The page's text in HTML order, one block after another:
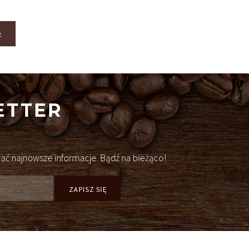
najnowsze informacje. Bądź na bieżąco!
ZAPISZ SIĘ